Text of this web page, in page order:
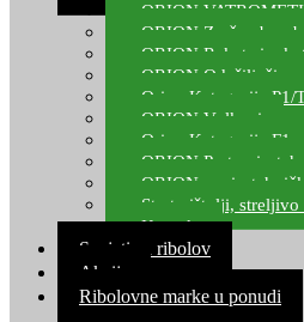
ORION VATROMETI
ORION Zračne bombe
ORION Rakete i
ORION Odašiljači
Orion Kategorija P1/
ORION Vulkani
Orion Kategorija F1
ORION Party
ORION
Start pištolji, streljivo
Kontakt
Savjeti za ribolov
Akcija
Ribolovne marke u ponudi